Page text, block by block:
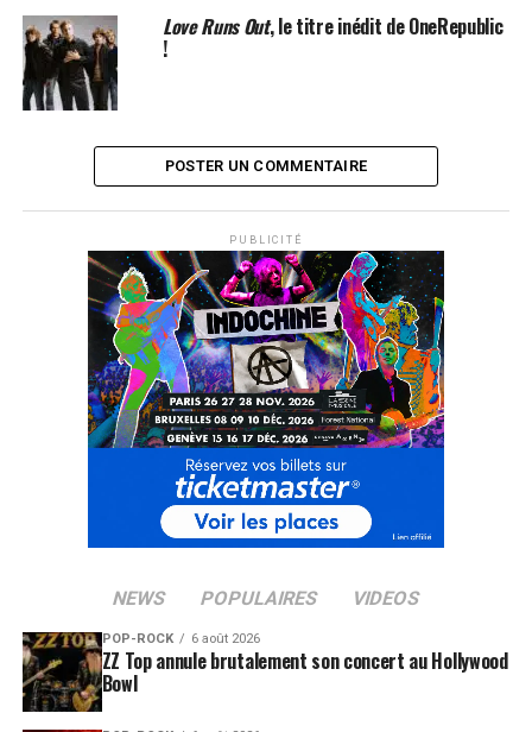
Love Runs Out, le titre inédit de OneRepublic
!
POSTER UN COMMENTAIRE
PUBLICITÉ
NEWS POPULAIRES VIDEOS
POP-ROCK 6 août 2026
ZZ Top annule brutalement son concert au Hollywood
Bowl